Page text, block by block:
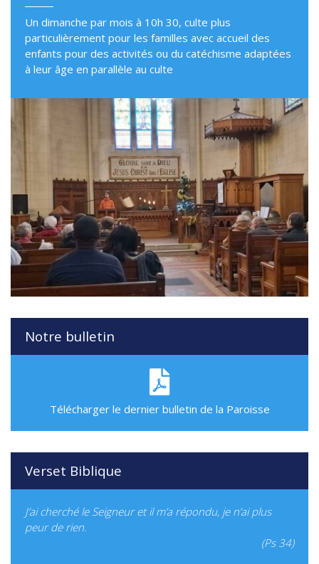
Un dimanche par mois à 10h 30, culte plus
particulièrement pour les familles avec accueil des
enfants pour des activités ou du catéchisme adaptées
à leur âge en parallèle au culte
Notre bulletin
Télécharger le dernier bulletin de la Paroisse
Verset Biblique
J’ai cherché le Seigneur et il m’a répondu, je n’ai plus
peur de rien.
(Ps 34)